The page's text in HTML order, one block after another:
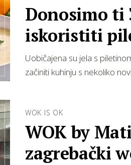
Donosimo ti
iskoristiti
Uobičajena su jela s
začiniti kuhinju s nekoliko
WOK IS OK
WOK by
zagrebački